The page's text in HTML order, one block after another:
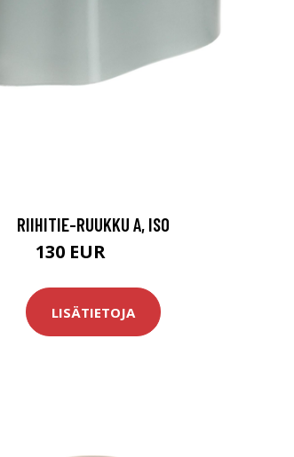
RIIHITIE-RUUKKU A, ISO
130 EUR
LISÄTIETOJA